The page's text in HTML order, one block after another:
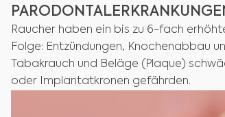
Raucher haben ein bis zu 6-fach
Folge: Entzündungen, Knochenabbau
Tabakrauch und Beläge (Plaque)
oder Implantatkronen gefährden.